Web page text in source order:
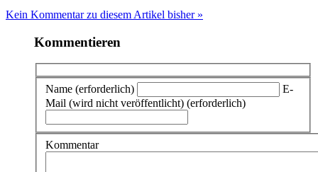
Kein Kommentar zu diesem Artikel bisher »
Kommentieren
Name (erforderlich)
E-
Mail (wird nicht veröffentlicht) (erforderlich)
Kommentar